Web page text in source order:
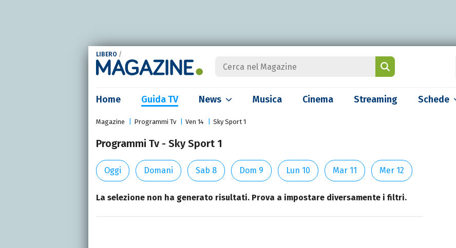
LIBERO /
Home Guida TV News Musica Cinema Streaming Schede
Magazine Programmi Tv Ven 14 Sky Sport 1
Programmi Tv - Sky Sport 1
Oggi Domani Sab 8 Dom 9 Lun 10 Mar 11 Mer 12
La selezione non ha generato risultati. Prova a impostare diversamente i filtri.